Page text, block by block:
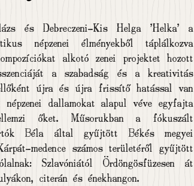
és Debreczeni-Kis Helga ’Helka’ a
népzenei élményekből táplálkozva
alkotó zenei projektet hozott
a szabadság és a kreativitás
újra és újra frissítő hatással van
dallamokat alapul véve egyfajta
őket. Műsorukban a fókuszált
Béla által gyűjtött Békés megyei
medence számos területéről gyűjtött
Szlavóniától Ördöngösfüzesen át
citerán és énekhangon.